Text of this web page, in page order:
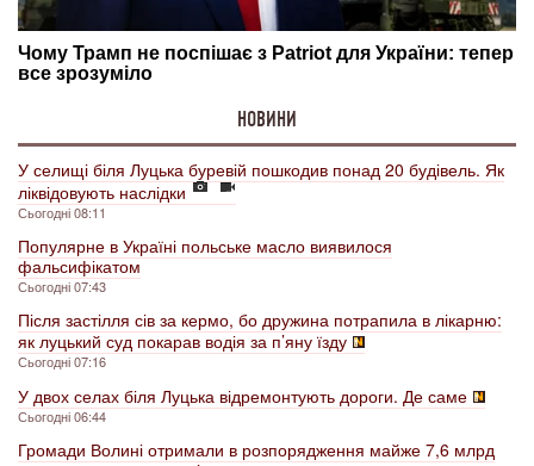
НОВИНИ
У селищі біля Луцька буревій пошкодив понад 20 будівель. Як
ліквідовують наслідки
Сьогодні 08:11
Популярне в Україні польське масло виявилося
фальсифікатом
Сьогодні 07:43
Після застілля сів за кермо, бо дружина потрапила в лікарню:
як луцький суд покарав водія за п’яну їзду
Сьогодні 07:16
У двох селах біля Луцька відремонтують дороги. Де саме
Сьогодні 06:44
Громади Волині отримали в розпорядження майже 7,6 млрд